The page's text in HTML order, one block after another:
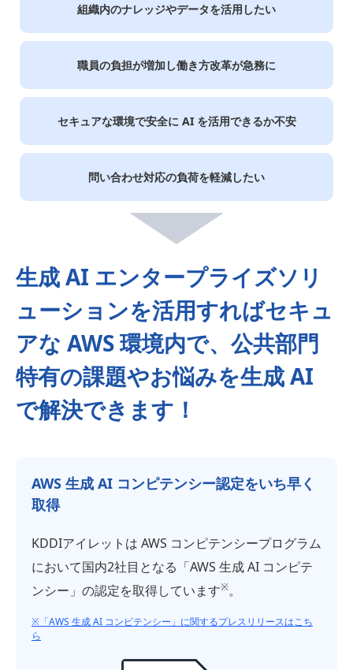
組織内のナレッジやデータを活用したい
職員の負担が増加し働き方改革が急務に
セキュアな環境で安全に AI を活用できるか不安
問い合わせ対応の負荷を軽減したい
生成 AI エンタープライズソリ
ューションを活用すればセキュ
アな AWS 環境内で、 公共部門
特有の課題やお悩みを生成 AI
で解決できます！
AWS 生成 AI コンピテンシー認定をいち早く
取得
KDDIアイレットは AWS コンピテンシープログラム
において国内2社目となる「AWS 生成 AI コンピテ
ンシー」の認定を取得しています※。
※「AWS 生成 AI コンピテンシー」に関するプレスリリースはこち
ら